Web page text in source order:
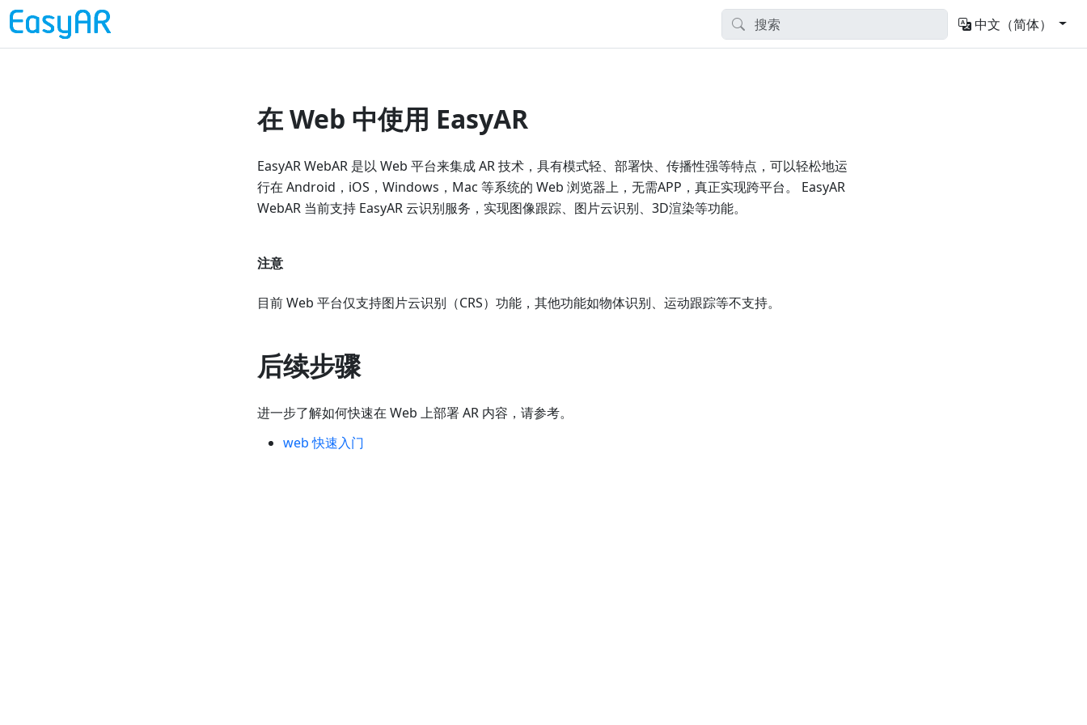
中文（简体）
在 Web 中使用 EasyAR
EasyAR WebAR 是以 Web 平台来集成 AR 技术，具有模式轻、部署快、传播性强等特点，可以轻松地运
行在 Android，iOS，Windows，Mac 等系统的 Web 浏览器上，无需APP，真正实现跨平台。 EasyAR
WebAR 当前支持 EasyAR 云识别服务，实现图像跟踪、图片云识别、3D渲染等功能。
注意
目前 Web 平台仅支持图片云识别（CRS）功能，其他功能如物体识别、运动跟踪等不支持。
后续步骤
进一步了解如何快速在 Web 上部署 AR 内容，请参考。
web 快速入门